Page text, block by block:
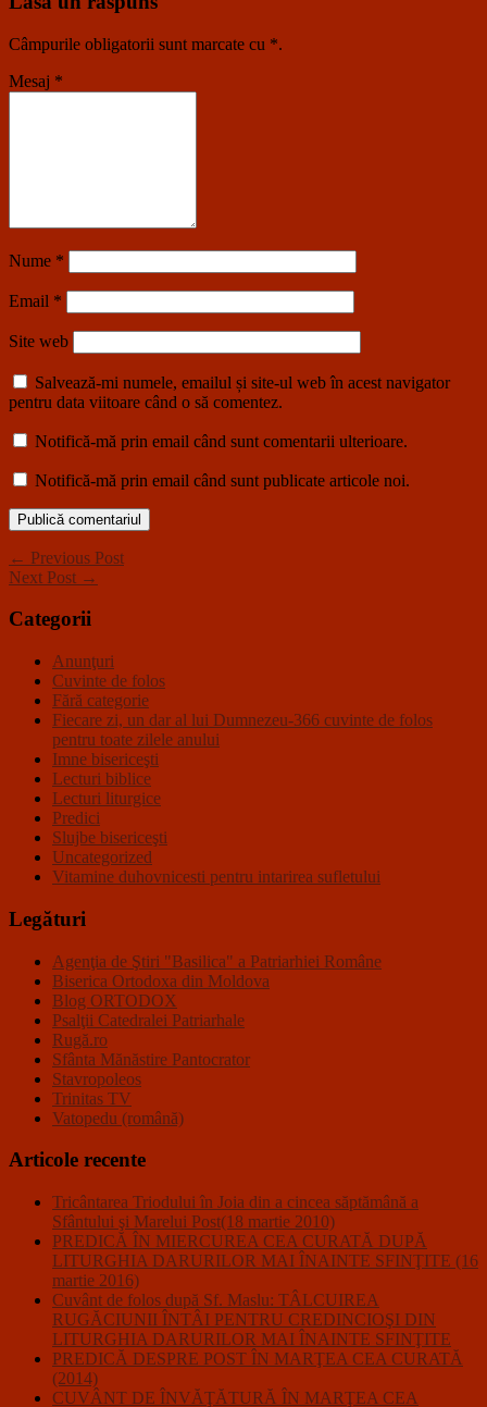
Câmpurile obligatorii sunt marcate cu *.
Mesaj *
Nume *
Email *
Site web
Salvează-mi numele, emailul și site-ul web în acest navigator
pentru data viitoare când o să comentez.
Notifică-mă prin email când sunt comentarii ulterioare.
Notifică-mă prin email când sunt publicate articole noi.
← Previous Post
Next Post →
Categorii
Anunţuri
Cuvinte de folos
Fără categorie
Fiecare zi, un dar al lui Dumnezeu-366 cuvinte de folos
pentru toate zilele anului
Imne bisericeşti
Lecturi biblice
Lecturi liturgice
Predici
Slujbe bisericeşti
Uncategorized
Vitamine duhovnicesti pentru intarirea sufletului
Legături
Agenţia de Ştiri "Basilica" a Patriarhiei Române
Biserica Ortodoxa din Moldova
Blog ORTODOX
Psalţii Catedralei Patriarhale
Rugă.ro
Sfânta Mănăstire Pantocrator
Stavropoleos
Trinitas TV
Vatopedu (română)
Articole recente
Tricântarea Triodului în Joia din a cincea săptămână a
Sfântului şi Marelui Post(18 martie 2010)
PREDICĂ ÎN MIERCUREA CEA CURATĂ DUPĂ
LITURGHIA DARURILOR MAI ÎNAINTE SFINŢITE (16
martie 2016)
Cuvânt de folos după Sf. Maslu: TÂLCUIREA
RUGĂCIUNII ÎNTÂI PENTRU CREDINCIOŞI DIN
LITURGHIA DARURILOR MAI ÎNAINTE SFINŢITE
PREDICĂ DESPRE POST ÎN MARŢEA CEA CURATĂ
(2014)
CUVÂNT DE ÎNVĂŢĂTURĂ ÎN MARŢEA CEA